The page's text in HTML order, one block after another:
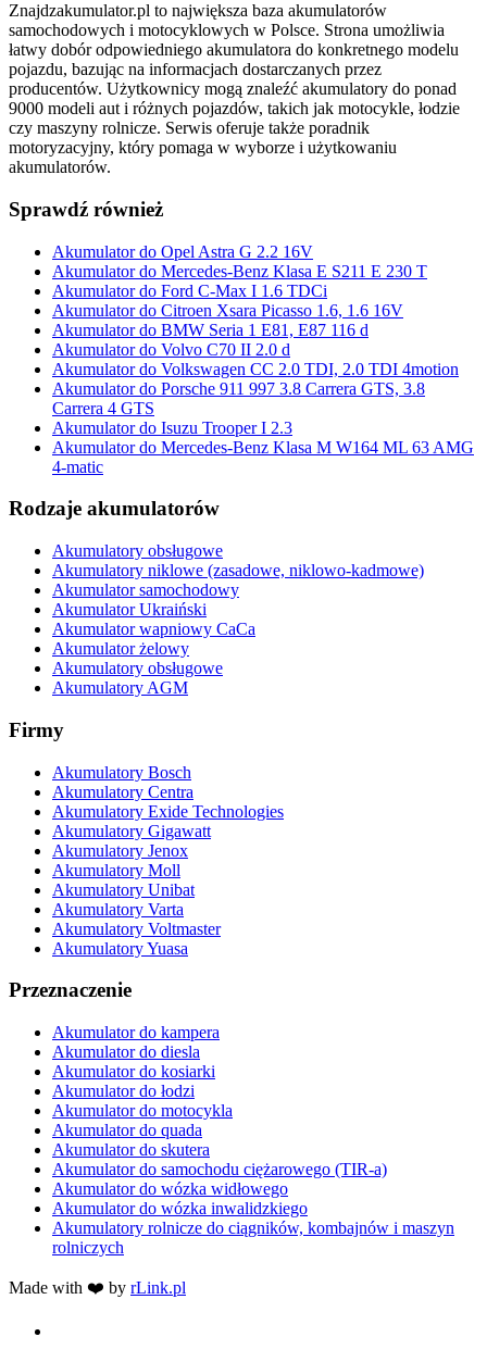
Znajdzakumulator.pl to największa baza akumulatorów
samochodowych i motocyklowych w Polsce. Strona umożliwia
łatwy dobór odpowiedniego akumulatora do konkretnego modelu
pojazdu, bazując na informacjach dostarczanych przez
producentów. Użytkownicy mogą znaleźć akumulatory do ponad
9000 modeli aut i różnych pojazdów, takich jak motocykle, łodzie
czy maszyny rolnicze. Serwis oferuje także poradnik
motoryzacyjny, który pomaga w wyborze i użytkowaniu
akumulatorów.
Sprawdź również
Akumulator do Opel Astra G 2.2 16V
Akumulator do Mercedes-Benz Klasa E S211 E 230 T
Akumulator do Ford C-Max I 1.6 TDCi
Akumulator do Citroen Xsara Picasso 1.6, 1.6 16V
Akumulator do BMW Seria 1 E81, E87 116 d
Akumulator do Volvo C70 II 2.0 d
Akumulator do Volkswagen CC 2.0 TDI, 2.0 TDI 4motion
Akumulator do Porsche 911 997 3.8 Carrera GTS, 3.8
Carrera 4 GTS
Akumulator do Isuzu Trooper I 2.3
Akumulator do Mercedes-Benz Klasa M W164 ML 63 AMG
4-matic
Rodzaje akumulatorów
Akumulatory obsługowe
Akumulatory niklowe (zasadowe, niklowo-kadmowe)
Akumulator samochodowy
Akumulator Ukraiński
Akumulator wapniowy CaCa
Akumulator żelowy
Akumulatory obsługowe
Akumulatory AGM
Firmy
Akumulatory Bosch
Akumulatory Centra
Akumulatory Exide Technologies
Akumulatory Gigawatt
Akumulatory Jenox
Akumulatory Moll
Akumulatory Unibat
Akumulatory Varta
Akumulatory Voltmaster
Akumulatory Yuasa
Przeznaczenie
Akumulator do kampera
Akumulator do diesla
Akumulator do kosiarki
Akumulator do łodzi
Akumulator do motocykla
Akumulator do quada
Akumulator do skutera
Akumulator do samochodu ciężarowego (TIR-a)
Akumulator do wózka widłowego
Akumulator do wózka inwalidzkiego
Akumulatory rolnicze do ciągników, kombajnów i maszyn
rolniczych
Made with ❤️ by rLink.pl